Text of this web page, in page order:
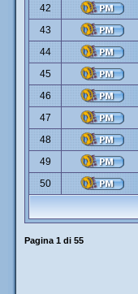
42
43
44
45
46
47
48
49
50
Pagina 1 di 55